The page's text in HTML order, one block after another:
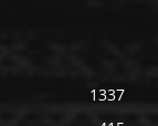
1337